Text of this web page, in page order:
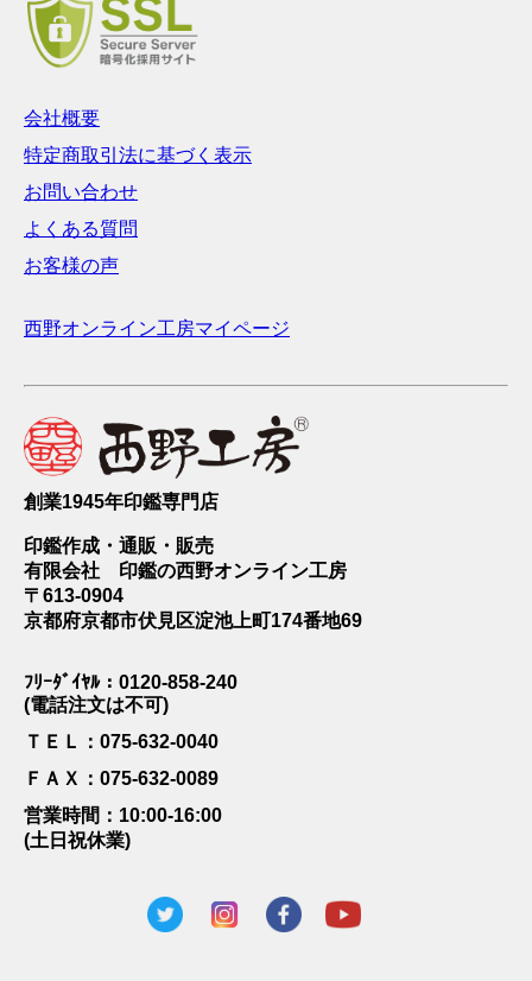
会社概要
特定商取引法に基づく表示
お問い合わせ
よくある質問
お客様の声
西野オンライン工房マイページ
創業1945年印鑑専門店
印鑑作成・通販・販売
有限会社 印鑑の西野オンライン工房
〒613-0904
京都府京都市伏見区淀池上町174番地69
ﾌﾘｰﾀﾞｲﾔﾙ：0120-858-240
(電話注文は不可)
ＴＥＬ：075-632-0040
ＦＡＸ：075-632-0089
営業時間：10:00-16:00
(土日祝休業)